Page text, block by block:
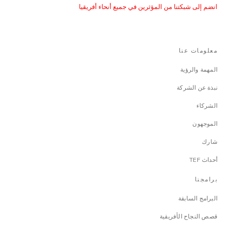
انضم إلى شبكتنا من المؤثرين في جميع أنحاء أفريقيا
معلومات عنا
المهمة والرؤية
نبذة عن الشركة
الشركاء
الموجهون
شارك
أحداث TEF
برامجنا
البرامج السابقة
قصص النجاح الأفريقية